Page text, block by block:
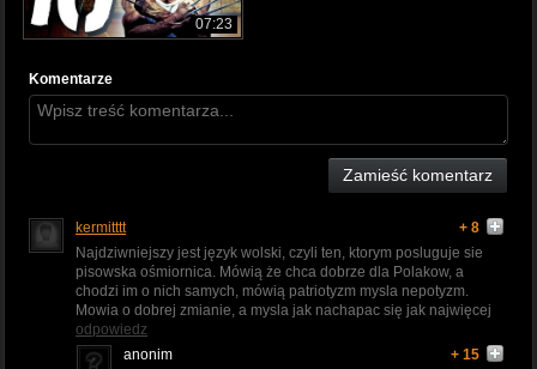
07:23
Komentarze
Zamieść komentarz
kermitttt
+ 8
Najdziwniejszy jest język wolski, czyli ten, ktorym posluguje sie
pisowska ośmiornica. Mówią że chca dobrze dla Polakow, a
chodzi im o nich samych, mówią patriotyzm mysla nepotyzm.
Mowia o dobrej zmianie, a mysla jak nachapac się jak najwięcej
odpowiedz
anonim
+ 15